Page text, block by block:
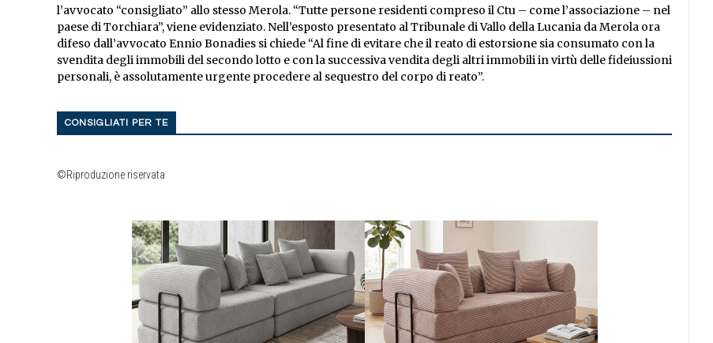
l’avvocato “consigliato” allo stesso Merola. “Tutte persone residenti compreso il Ctu – come l’associazione – nel
paese di Torchiara”, viene evidenziato. Nell’esposto presentato al Tribunale di Vallo della Lucania da Merola ora
difeso dall’avvocato Ennio Bonadies si chiede “Al fine di evitare che il reato di estorsione sia consumato con la
svendita degli immobili del secondo lotto e con la successiva vendita degli altri immobili in virtù delle fideiussioni
personali, è assolutamente urgente procedere al sequestro del corpo di reato”.
CONSIGLIATI PER TE
©Riproduzione riservata